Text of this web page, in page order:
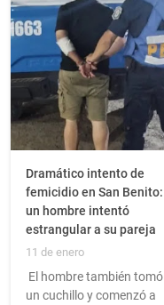
Dramático intento de
femicidio en San Benito:
un hombre intentó
estrangular a su pareja
11 de enero
El hombre también tomó
un cuchillo y comenzó a